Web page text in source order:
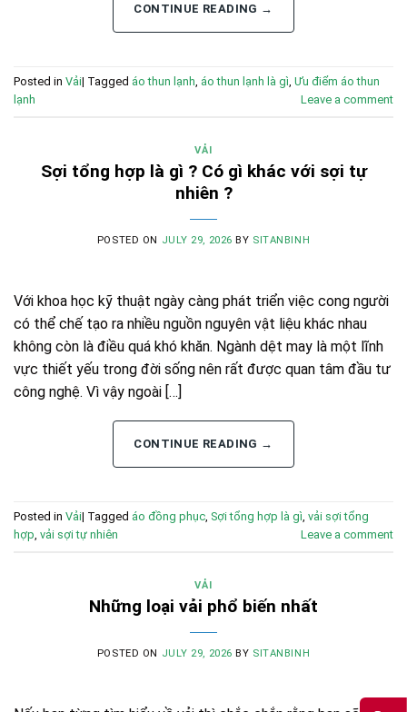
CONTINUE READING →
Posted in Vải| Tagged áo thun lạnh, áo thun lạnh là gì, Ưu điểm áo thun
lạnh
Leave a comment
VẢI
Sợi tổng hợp là gì ? Có gì khác với sợi tự
nhiên ?
POSTED ON JULY 29, 2026 BY SITANBINH
Với khoa học kỹ thuật ngày càng phát triển việc cong người
có thể chế tạo ra nhiều nguồn nguyên vật liệu khác nhau
không còn là điều quá khó khăn. Ngành dệt may là một lĩnh
vực thiết yếu trong đời sống nên rất được quan tâm đầu tư
công nghệ. Vì vậy ngoài […]
CONTINUE READING →
Posted in Vải| Tagged áo đồng phục, Sợi tổng hợp là gì, vải sợi tổng
hợp, vải sợi tự nhiên Leave a comment
VẢI
Những loại vải phổ biến nhất
POSTED ON JULY 29, 2026 BY SITANBINH